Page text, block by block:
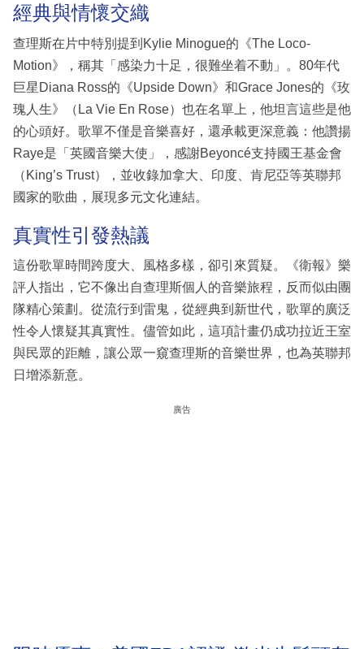
經典與情懷交織
查理斯在片中特別提到Kylie Minogue的《The Loco-
Motion》，稱其「感染力十足，很難坐着不動」。80年代
巨星Diana Ross的《Upside Down》和Grace Jones的《玫
瑰人生》（La Vie En Rose）也在名單上，他坦言這些是他
的心頭好。歌單不僅是音樂喜好，還承載更深意義：他讚揚
Raye是「英國音樂大使」，感謝Beyoncé支持國王基金會
（King’s Trust），並收錄加拿大、印度、肯尼亞等英聯邦
國家的歌曲，展現多元文化連結。
真實性引發熱議
這份歌單時間跨度大、風格多樣，卻引來質疑。《衛報》樂
評人指出，它不像出自查理斯個人的音樂旅程，反而似由團
隊精心策劃。從流行到雷鬼，從經典到新世代，歌單的廣泛
性令人懷疑其真實性。儘管如此，這項計畫仍成功拉近王室
與民眾的距離，讓公眾一窺查理斯的音樂世界，也為英聯邦
日增添新意。
廣告